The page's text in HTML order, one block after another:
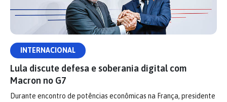
INTERNACIONAL
Lula discute defesa e soberania digital com
Macron no G7
Durante encontro de potências econômicas na França, presidente